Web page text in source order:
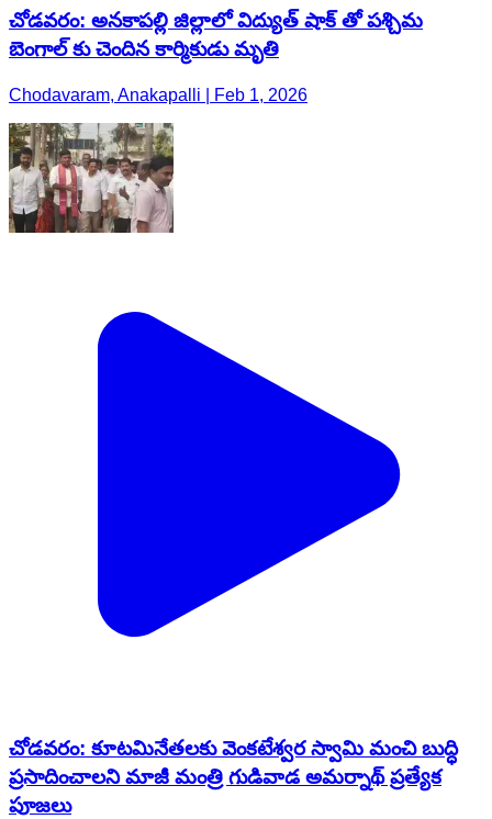
చోడవరం: అనకాపల్లి జిల్లాలో విద్యుత్ షాక్ తో పశ్చిమ
బెంగాల్ కు చెందిన కార్మికుడు మృతి
Chodavaram, Anakapalli | Feb 1, 2026
చోడవరం: కూటమినేతలకు వెంకటేశ్వర స్వామి మంచి బుద్ధి
ప్రసాదించాలని మాజీ మంత్రి గుడివాడ అమర్నాథ్ ప్రత్యేక
పూజలు